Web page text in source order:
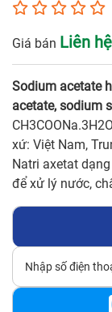
Giá bán Liên hệ
Sodium acetate
acetate, sodium
xứ: Việt Nam,
Natri axetat
để xử lý nước,
Yêu cầu báo
GỬI